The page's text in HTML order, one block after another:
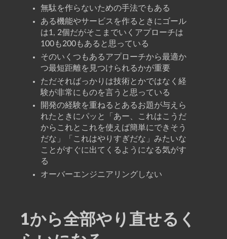
無駄を作らないための手法でもある
ある機能やサービスを作るときにゴール
は1, 2個だがそこまでいくアプローチは
100も200もあると思っている
そのいくつもあるアプローチから最適か
つ最短距離を見つけられるかが重要
ただそればっかりは技術とかではなく経
験が非常にものを言うと思っている
開発の経験を重ねるとあるお題が与えら
れたときにパッと「あー、これはこうだ
からこれとこれを使えば簡単にできそう
だな」「これはやりすぎだな」みたいな
ことがすぐに出てくるようになる気がす
る
オーバーエンジニアリングしない
1から全部やり直せるく